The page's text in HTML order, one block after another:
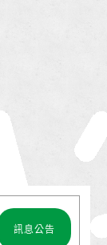
訊息公告